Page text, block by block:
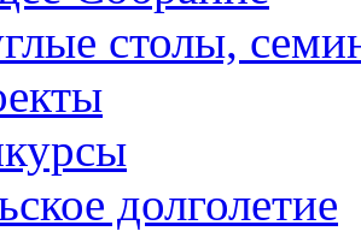
столы,
долголетие